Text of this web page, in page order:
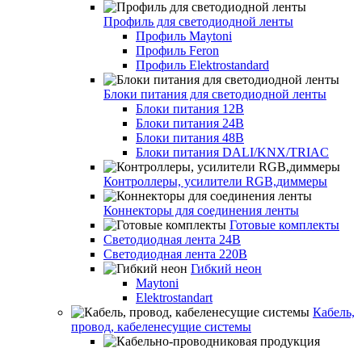
Профиль для светодиодной ленты
Профиль Maytoni
Профиль Feron
Профиль Elektrostandard
Блоки питания для светодиодной ленты
Блоки питания 12В
Блоки питания 24В
Блоки питания 48В
Блоки питания DALI/KNX/TRIAC
Контроллеры, усилители RGB,диммеры
Коннекторы для соединения ленты
Готовые комплекты
Светодиодная лента 24В
Светодиодная лента 220В
Гибкий неон
Maytoni
Elektrostandart
Кабель,
провод, кабеленесущие системы